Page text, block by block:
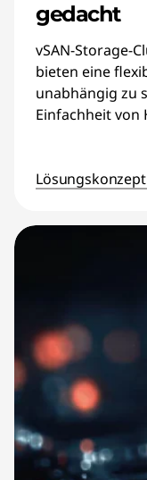
gedacht
vSAN-Storage-
bieten eine
unabhängig zu
Einfachheit von